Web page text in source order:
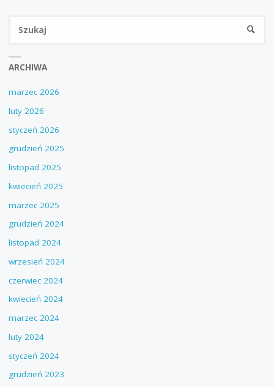
ARCHIWA
marzec 2026
luty 2026
styczeń 2026
grudzień 2025
listopad 2025
kwiecień 2025
marzec 2025
grudzień 2024
listopad 2024
wrzesień 2024
czerwiec 2024
kwiecień 2024
marzec 2024
luty 2024
styczeń 2024
grudzień 2023